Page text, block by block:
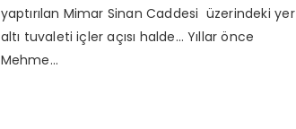
yaptırılan Mimar Sinan Caddesi üzerindeki yer
altı tuvaleti içler açısı halde… Yıllar önce
Mehme...